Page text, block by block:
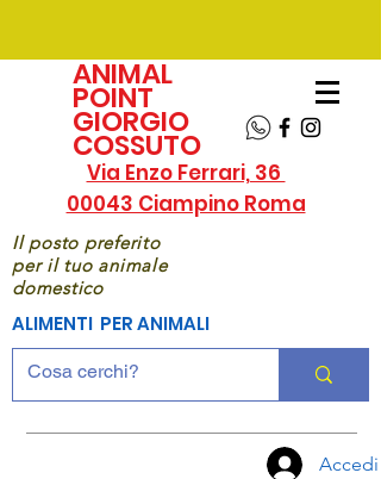
ANIMAL
POINT
GIORGIO
COSSUTO
Via Enzo Ferrari, 36
00043 Ciampino Roma
Il posto preferito
per il tuo animale
domestico
ALIMENTI PER ANIMALI
Accedi